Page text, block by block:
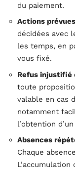
du paiement.
Actions
décidées avec
les temps, en
vous fixé.
Refus injustifié
toute
valable en cas
notamment
l’obtention
Absences
Chaque